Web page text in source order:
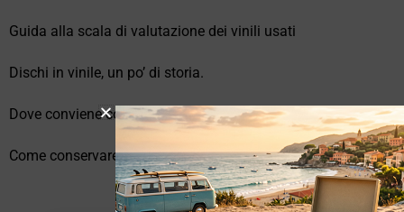
Guida alla scala di valutazione dei vinili usati
Dischi in vinile, un po’ di storia.
Dove conviene comprare vinili online?
Come conservare correttamente i vinili usati